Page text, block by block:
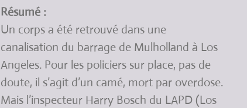
Résumé :
Un corps a été retrouvé dans une
canalisation du barrage de Mulholland à Los
Angeles. Pour les policiers sur place, pas de
doute, il s’agit d’un camé, mort par overdose.
Mais l’inspecteur Harry Bosch du LAPD (Los